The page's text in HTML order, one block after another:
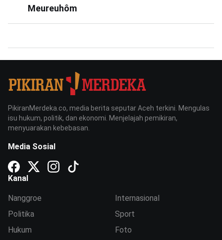
Meureuhôm
PikiranMerdeka.co, media berita seputar Aceh terkini. Mengulas
isu hukum, politik, dan ekonomi. Menjelajah pemikiran,
menyuarakan kebebasan.
Media Sosial
Kanal
Nanggroe
Politika
Hukum
Internasional
Sport
Foto